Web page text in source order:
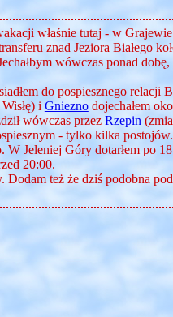
właśnie tutaj - w
znad Jeziora Białego
wówczas ponad
do pospiesznego
i Gnieznodojechałem
wówczas przez Rzepin
- tylko kilka
Jeleniej Góry dotarłem po
20:00.
Dodam też że dziś podobna